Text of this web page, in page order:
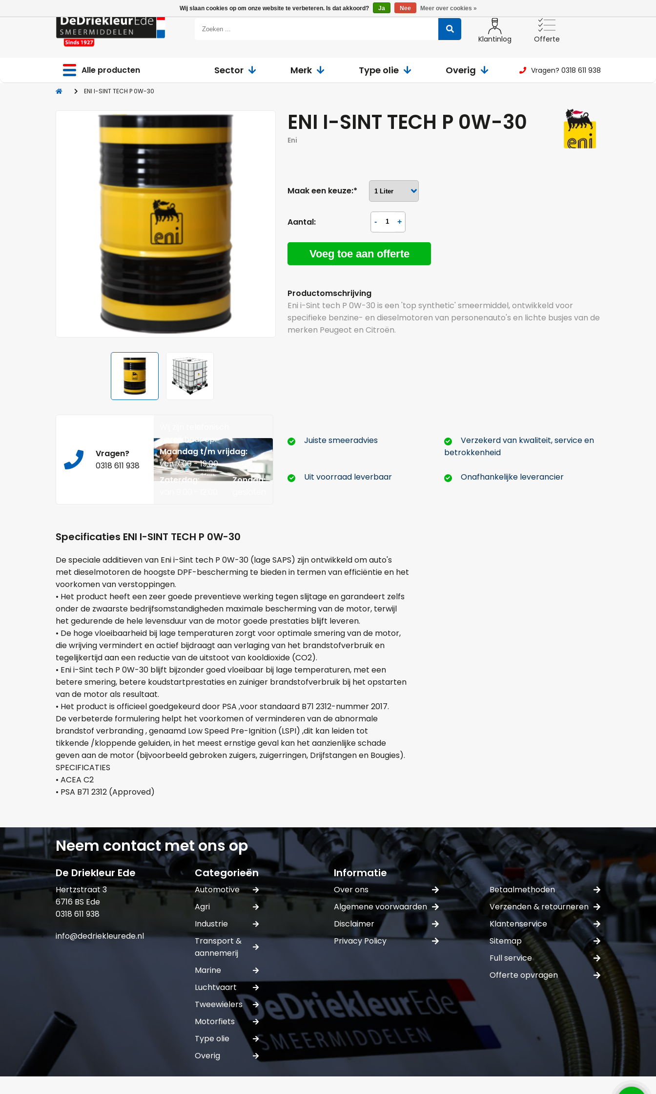
Klantinlog Offerte
Alle producten Sector Merk Type olie Overig Vragen? 0318 611 938
ENI I-SINT TECH P 0W-30
ENI I-SINT TECH P 0W-30
Eni
Maak een keuze:*
Aantal:
Voeg toe aan offerte
Productomschrijving
Eni i-Sint tech P 0W-30 is een 'top synthetic' smeermiddel, ontwikkeld voor
specifieke benzine- en dieselmotoren van personenauto's en lichte busjes van de
merken Peugeot en Citroën.
Vragen?
0318 611 938
bereikbaar op:
Maandag t/m vrijdag:
van 7:00 - 19:00
Zaterdag:
Zondag:
Juiste smeeradvies
Verzekerd van kwaliteit, service en
betrokkenheid
Uit voorraad leverbaar Onafhankelijke leverancier
Specificaties ENI I-SINT TECH P 0W-30
De speciale additieven van Eni i-Sint tech P 0W-30 (lage SAPS) zijn ontwikkeld om auto's
met dieselmotoren de hoogste DPF-bescherming te bieden in termen van efficiëntie en het
voorkomen van verstoppingen.
• Het product heeft een zeer goede preventieve werking tegen slijtage en garandeert zelfs
onder de zwaarste bedrijfsomstandigheden maximale bescherming van de motor, terwijl
het gedurende de hele levensduur van de motor goede prestaties blijft leveren.
• De hoge vloeibaarheid bij lage temperaturen zorgt voor optimale smering van de motor,
die wrijving vermindert en actief bijdraagt aan verlaging van het brandstofverbruik en
tegelijkertijd aan een reductie van de uitstoot van kooldioxide (CO2).
• Eni i-Sint tech P 0W-30 blijft bijzonder goed vloeibaar bij lage temperaturen, met een
betere smering, betere koudstartprestaties en zuiniger brandstofverbruik bij het opstarten
van de motor als resultaat.
• Het product is officieel goedgekeurd door PSA ,voor standaard B71 2312-nummer 2017.
De verbeterde formulering helpt het voorkomen of verminderen van de abnormale
brandstof verbranding , genaamd Low Speed Pre-Ignition (LSPI) ,dit kan leiden tot
tikkende /kloppende geluiden, in het meest ernstige geval kan het aanzienlijke schade
geven aan de motor (bijvoorbeeld gebroken zuigers, zuigerringen, Drijfstangen en Bougies).
SPECIFICATIES
• ACEA C2
• PSA B71 2312 (Approved)
Aantal
- +
Opmerkingen:
Naam* Telefoonnummer:
Verstuur offerte
Neem contact met ons op
De Driekleur Ede
Hertzstraat 3
6716 BS Ede
0318 611 938
info@dedriekleurede.nl
Categorieën
Automotive
Agri
Industrie
Transport &
aannemerij
Marine
Luchtvaart
Tweewielers
Motorfiets
Type olie
Overig
Informatie
Over ons
Algemene voorwaarden
Disclaimer
Privacy Policy
Betaalmethoden
Verzenden & retourneren
Klantenservice
Sitemap
Full service
Offerte opvragen
Wij slaan cookies op om onze website te verbeteren. Is dat akkoord? Ja Nee Meer over cookies »